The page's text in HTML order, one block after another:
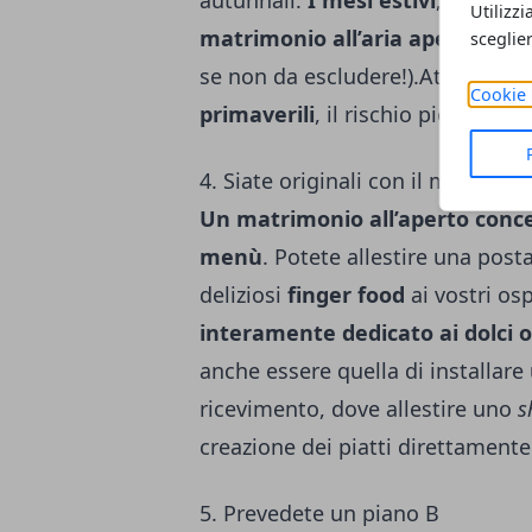
Cookie
matrimonio all’aria aperta, in
se non da escludere!).Attenzione
primaverili, il rischio piogge è
4. Siate originali con il menù
Un matrimonio all’aperto
menù. Potete allestire una
deliziosi finger food ai vostri
interamente dedicato ai dolci
anche essere quella di installare
ricevimento, dove allestire uno
creazione dei piatti
5. Prevedete un piano B